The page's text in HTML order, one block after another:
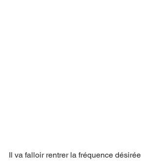
Il va falloir rentrer la fréquence désirée